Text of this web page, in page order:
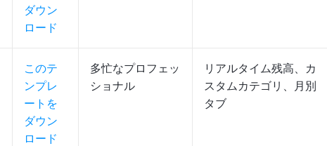
ダウン
ロード
このテ
ンプレ
ートを
ダウン
ロード
多忙なプロフェッ
ショナル
リアルタイム残高、カ
スタムカテゴリ、月別
タブ